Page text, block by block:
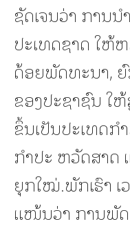
ຊັດເຈນວ່າ ການ
ປະເທດຊາດ ໃຫ້
ດ້ອຍພັດທະນາ,
ຂອງປະຊາຊົນ ໃ
ຂຶ້ນເປັນປະເທດ
ກໍາປະ ຫວັດສາດ
ຍຸກໃໝ່.ພັກເຮົາ
ແໜ້ນວ່າ ການພັດ